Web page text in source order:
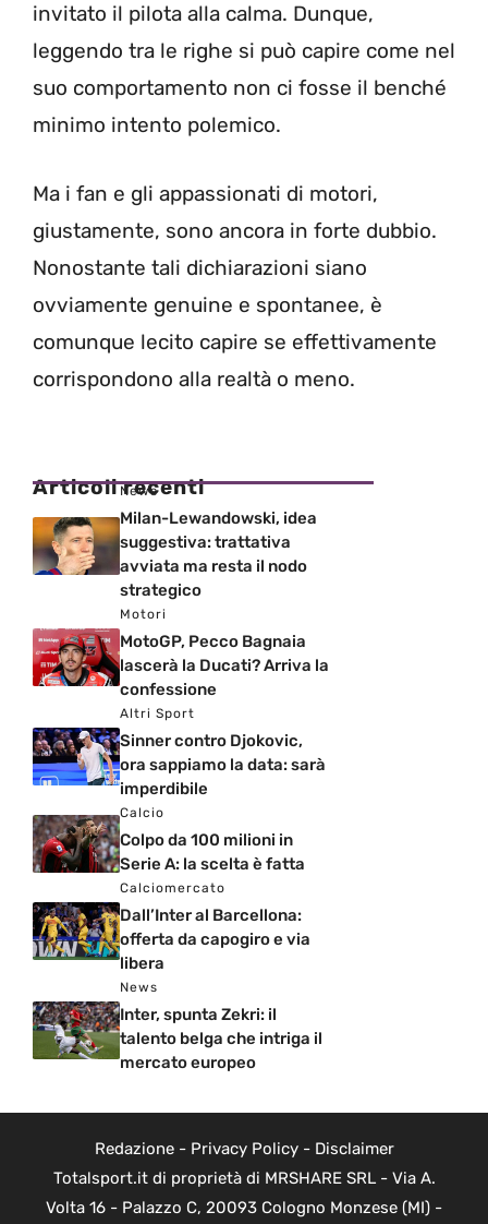
invitato il pilota alla calma. Dunque,
leggendo tra le righe si può capire come nel
suo comportamento non ci fosse il benché
minimo intento polemico.
Ma i fan e gli appassionati di motori,
giustamente, sono ancora in forte dubbio.
Nonostante tali dichiarazioni siano
ovviamente genuine e spontanee, è
comunque lecito capire se effettivamente
corrispondono alla realtà o meno.
Articoli recenti
News
Milan-Lewandowski, idea
suggestiva: trattativa
avviata ma resta il nodo
strategico
Motori
MotoGP, Pecco Bagnaia
lascerà la Ducati? Arriva la
confessione
Altri Sport
Sinner contro Djokovic,
ora sappiamo la data: sarà
imperdibile
Calcio
Colpo da 100 milioni in
Serie A: la scelta è fatta
Calciomercato
Dall’Inter al Barcellona:
offerta da capogiro e via
libera
News
Inter, spunta Zekri: il
talento belga che intriga il
mercato europeo
Redazione- Privacy Policy- Disclaimer
Totalsport.it di proprietà di MRSHARE SRL - Via A.
Volta 16 - Palazzo C, 20093 Cologno Monzese (MI) -